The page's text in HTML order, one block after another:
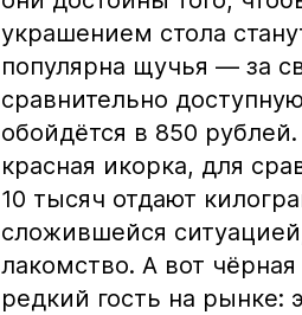
украшением стола
популярна щучья — за
сравнительно
обойдётся в 850
красная икорка, для
10 тысяч отдают
сложившейся
лакомство. А вот
редкий гость на рынке: